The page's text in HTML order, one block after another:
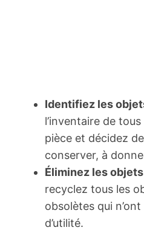
Identifiez les
l’inventaire de
pièce et décidez
conserver, à
Éliminez les
recyclez tous les
obsolètes qui
d’utilité.